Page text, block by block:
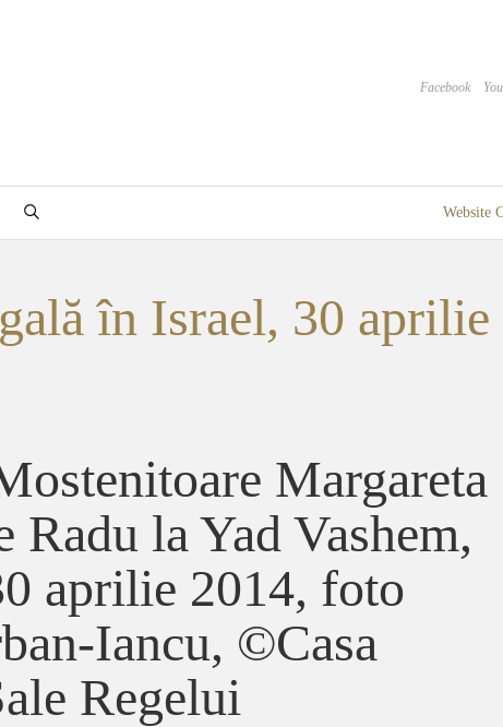
Facebook
Website
în Israel, 30 aprilie
Margareta
Radu la Yad Vashem,
aprilie 2014, foto
Iancu, ©Casa
Regelui